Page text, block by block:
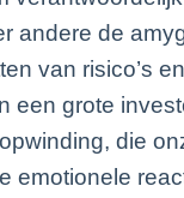
andere de
van risico’s
een grote
die
emotionele